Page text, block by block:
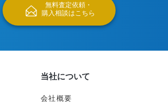
無料査定依頼・
購入相談はこちら
当社について
会社概要